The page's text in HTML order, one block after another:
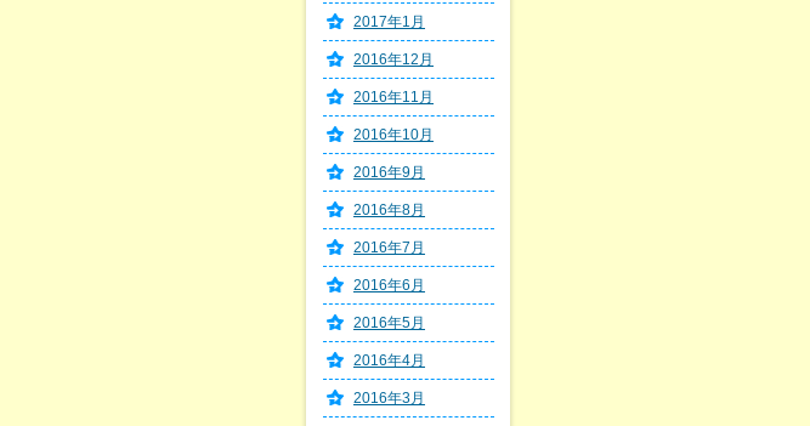
2017年1月
2016年12月
2016年11月
2016年10月
2016年9月
2016年8月
2016年7月
2016年6月
2016年5月
2016年4月
2016年3月